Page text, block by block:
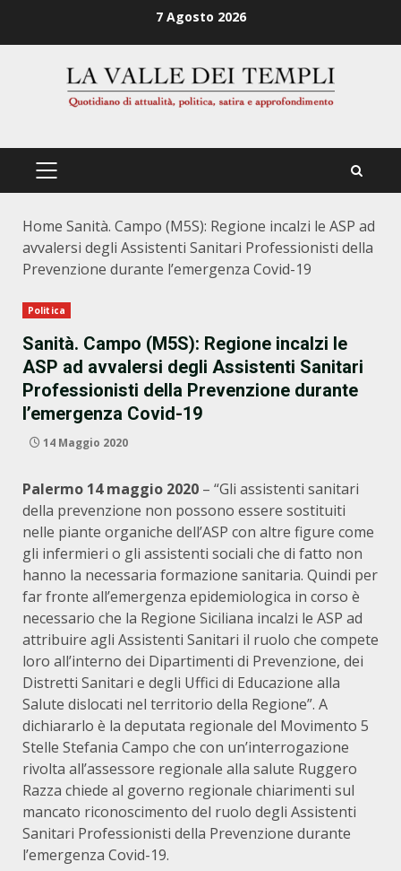
7 Agosto 2026
PRIMÄRES
Home Sanità. Campo (M5S): Regione incalzi le ASP ad
avvalersi degli Assistenti Sanitari Professionisti della
Prevenzione durante l’emergenza Covid-19
Politica
Sanità. Campo (M5S): Regione incalzi le
ASP ad avvalersi degli Assistenti Sanitari
Professionisti della Prevenzione durante
l’emergenza Covid-19
14 Maggio 2020
Palermo 14 maggio 2020 – “Gli assistenti sanitari
della prevenzione non possono essere sostituiti
nelle piante organiche dell’ASP con altre figure come
gli infermieri o gli assistenti sociali che di fatto non
hanno la necessaria formazione sanitaria. Quindi per
far fronte all’emergenza epidemiologica in corso è
necessario che la Regione Siciliana incalzi le ASP ad
attribuire agli Assistenti Sanitari il ruolo che compete
loro all’interno dei Dipartimenti di Prevenzione, dei
Distretti Sanitari e degli Uffici di Educazione alla
Salute dislocati nel territorio della Regione”. A
dichiararlo è la deputata regionale del Movimento 5
Stelle Stefania Campo che con un’interrogazione
rivolta all’assessore regionale alla salute Ruggero
Razza chiede al governo regionale chiarimenti sul
mancato riconoscimento del ruolo degli Assistenti
Sanitari Professionisti della Prevenzione durante
l’emergenza Covid-19.